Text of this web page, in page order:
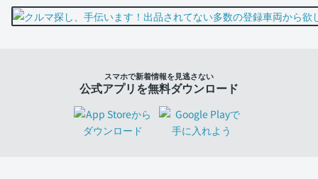
スマホで新着情報を見逃さない
公式アプリを無料ダウンロード